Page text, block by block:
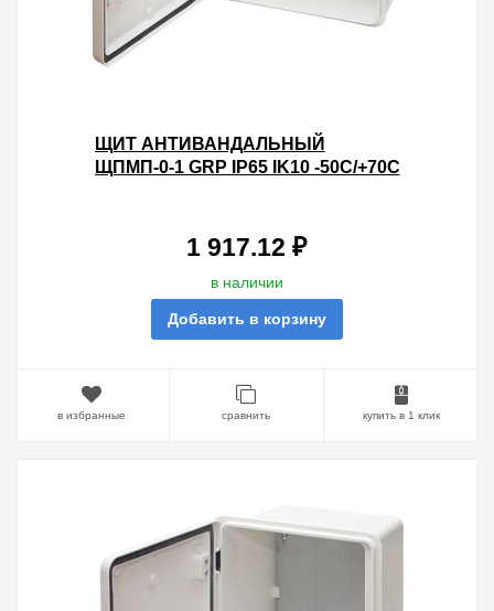
ЩИТ АНТИВАНДАЛЬНЫЙ
ЩПМП-0-1 GRP IP65 IK10 -50С/+70С
1 917.12 ₽
в наличии
Добавить в корзину
в избранные сравнить купить в 1 клик